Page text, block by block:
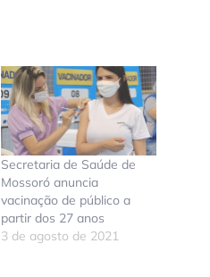
Secretaria de Saúde de
Mossoró anuncia
vacinação de público a
partir dos 27 anos
3 de agosto de 2021